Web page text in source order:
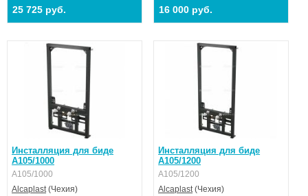
25 725 руб. 16 000 руб.
Инсталляция для биде
A105/1000
A105/1000
Alcaplast (Чехия)
Инсталляция для биде
A105/1200
A105/1200
Alcaplast (Чехия)